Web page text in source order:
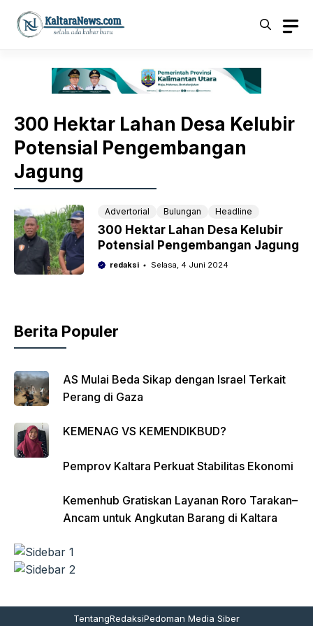
Langsung
300 Hektar Lahan Desa Kelubir
Potensial Pengembangan
Jagung
Advertorial Bulungan Headline
300 Hektar Lahan Desa Kelubir
Potensial Pengembangan Jagung
redaksi Selasa, 4 Juni 2024
Berita Populer
AS Mulai Beda Sikap dengan Israel Terkait
Perang di Gaza
KEMENAG VS KEMENDIKBUD?
Pemprov Kaltara Perkuat Stabilitas Ekonomi
Kemenhub Gratiskan Layanan Roro Tarakan–
Ancam untuk Angkutan Barang di Kaltara
TentangRedaksiPedoman Media Siber